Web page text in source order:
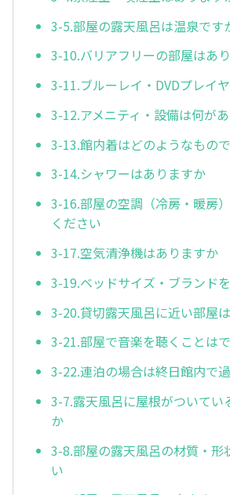
3-5.部屋の露天風呂は温泉です
3-10.バリアフリーの部屋はあ
3-11.ブルーレイ・DVDプレイ
3-12.アメニティ・設備は何が
3-13.館内着はどのようなもの
3-14.シャワーはありますか
3-16.部屋の空調（冷房・暖房
ください
3-17.空気清浄機はありますか
3-19.ベッドサイズ・ブランド
3-20.貸切露天風呂に近い部屋
3-21.部屋で音楽を聴くことは
3-22.連泊の場合は終日館内で
3-7.露天風呂に屋根がついてい
か
3-8.部屋の露天風呂の材質・形
い